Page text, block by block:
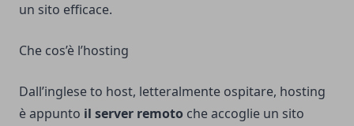
un sito efficace.
Che cos’è l’hosting
Dall’inglese to host, letteralmente ospitare, hosting
è appunto il server remoto che accoglie un sito